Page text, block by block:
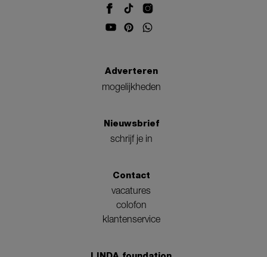
Adverteren
mogelijkheden
Nieuwsbrief
schrijf je in
Contact
vacatures
colofon
klantenservice